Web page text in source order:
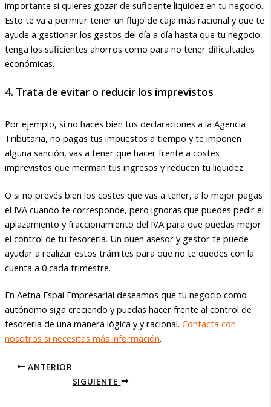
importante si quieres gozar de suficiente liquidez en tu negocio.
Esto te va a permitir tener un flujo de caja más racional y que te
ayude a gestionar los gastos del día a día hasta que tu negocio
tenga los suficientes ahorros como para no tener dificultades
económicas.
4. Trata de evitar o reducir los imprevistos
Por ejemplo, si no haces bien tus declaraciones a la Agencia
Tributaria, no pagas tus impuestos a tiempo y te imponen
alguna sanción, vas a tener que hacer frente a costes
imprevistos que merman tus ingresos y reducen tu liquidez.
O si no prevés bien los costes que vas a tener, a lo mejor pagas
el IVA cuando te corresponde, pero ignoras que puedes pedir el
aplazamiento y fraccionamiento del IVA para que puedas mejor
el control de tu tesorería. Un buen asesor y gestor te puede
ayudar a realizar estos trámites para que no te quedes con la
cuenta a 0 cada trimestre.
En Aetna Espai Empresarial deseamos que tu negocio como
autónomo siga creciendo y puedas hacer frente al control de
tesorería de una manera lógica y y racional. Contacta con
nosotros si necesitas más información.
ANTERIOR
SIGUIENTE